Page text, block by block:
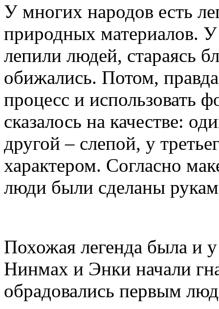
У многих народов есть
природных материалов.
лепили людей, стараясь
обижались. Потом,
процесс и использовать
сказалось на качестве:
другой – слепой, у
характером. Согласно
люди были сделаны
Похожая легенда была и
Нинмах и Энки начали
обрадовались первым